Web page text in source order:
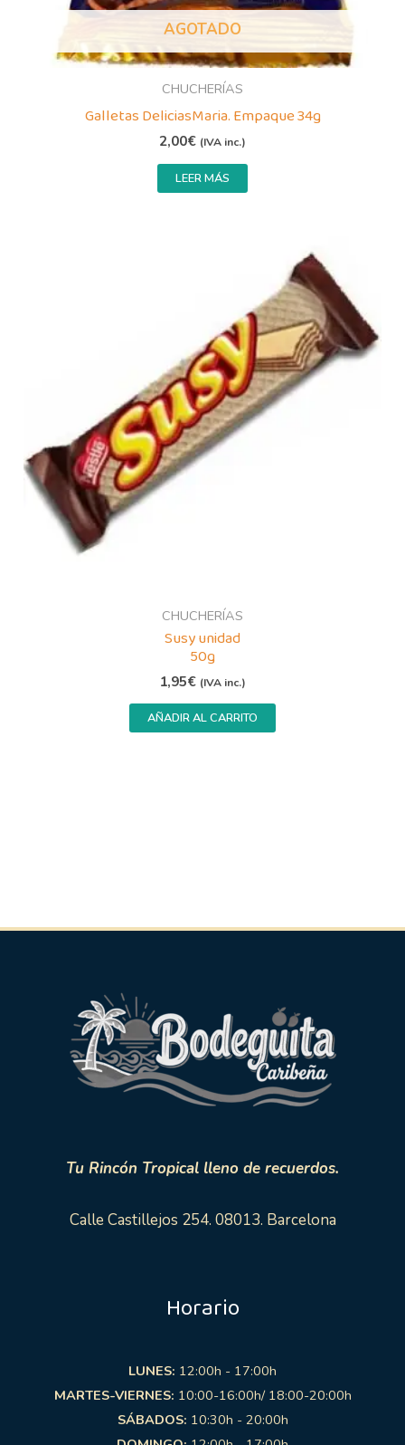
AGOTADO
CHUCHERÍAS
Galletas DeliciasMaria. Empaque 34g
2,00€ (IVA inc.)
LEER MÁS
CHUCHERÍAS
Susy unidad
50g
1,95€ (IVA inc.)
AÑADIR AL CARRITO
Tu Rincón Tropical lleno de recuerdos.
Calle Castillejos 254. 08013. Barcelona
Horario
LUNES: 12:00h - 17:00h
MARTES-VIERNES: 10:00-16:00h/ 18:00-20:00h
SÁBADOS: 10:30h - 20:00h